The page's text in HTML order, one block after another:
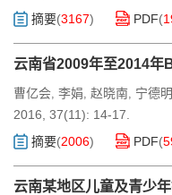
摘要(3167) PDF(
云南省2009年至2014年
曹亿会, 李娟, 赵晓南, 宁德明
2016, 37(11): 14-17.
摘要(2006) PDF(
云南某地区儿童及青少